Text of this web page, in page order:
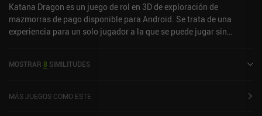
Katana Dragon es un juego de rol en 3D de exploración de
mazmorras de pago disponible para Android. Se trata de una
experiencia para un solo jugador a la que se puede jugar sin
sobre 5,0 en Google Play.
MOSTRAR 8 SIMILITUDES
MÁS JUEGOS COMO ESTE